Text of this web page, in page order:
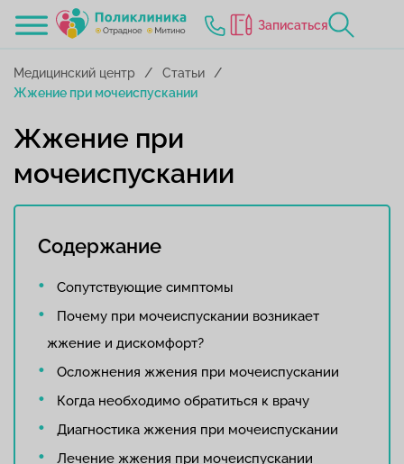
Записаться
Медицинский центр
Статьи
Жжение при мочеиспускании
Жжение при
мочеиспускании
Содержание
Сопутствующие симптомы
Почему при мочеиспускании возникает
жжение и дискомфорт?
Осложнения жжения при мочеиспускании
Когда необходимо обратиться к врачу
Диагностика жжения при мочеиспускании
Лечение жжения при мочеиспускании